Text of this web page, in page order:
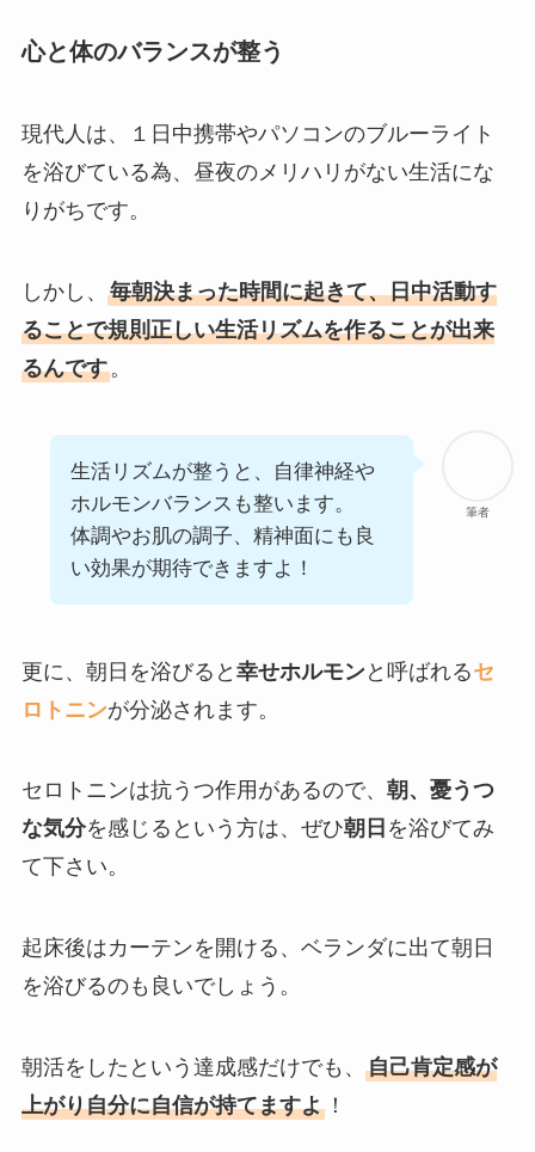
心と体のバランスが整う
現代人は、１日中携帯やパソコンのブルーライト
を浴びている為、昼夜のメリハリがない生活にな
りがちです。
しかし、 毎朝決まった時間に起きて、日中活動す
ることで規則正しい生活リズムを作ることが出来
るんです。
筆者
生活リズムが整うと、自律神経や
ホルモンバランスも整います。
体調やお肌の調子、精神面にも良
い効果が期待できますよ！
更に、朝日を浴びると 幸せホルモンと呼ばれるセ
ロトニンが分泌されます。
セロトニンは抗うつ作用があるので、 朝、憂うつ
な気分を感じるという方は、ぜひ朝日 を浴びてみ
て下さい。
起床後はカーテンを開ける、ベランダに出て朝日
を浴びるのも良いでしょう。
朝活をしたという達成感だけでも、 自己肯定感が
上がり自分に自信が持てますよ！